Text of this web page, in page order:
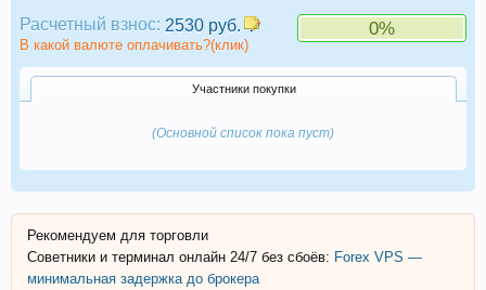
0%
Расчетный взнос: 2530 руб.
В какой валюте оплачивать?(клик)
Участники покупки
(Основной список пока пуст)
Рекомендуем для торговли
Советники и терминал онлайн 24/7 без сбоёв: Forex VPS —
минимальная задержка до брокера